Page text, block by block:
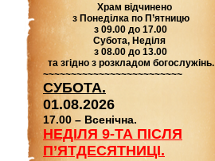
Храм відчинено
з Понеділка по П’ятницю
з 09.00 до 17.00
Субота, Неділя
з 08.00 до 13.00
та згідно з розкладом богослужінь.
~~~~~~~~~~~~~~~~~~~~~~~~~
СУБОТА.
01.08.2026
17.00 – Всенічна.
НЕДІЛЯ 9-ТА ПІСЛЯ
П’ЯТДЕСЯТНИЦІ.